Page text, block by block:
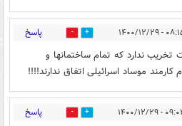
- ۱۴۰۰/۱۲/۲۹ 42 پاسخ
تخریب ندارد که تمام ساختمانها و
کارمند موساد اسرائیلی اتفاق ندارند!!!!
- ۱۴۰۰/۱۲/۲۹ 14 پاسخ